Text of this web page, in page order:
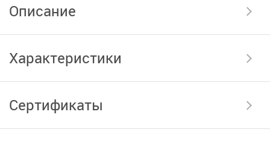
Описание
Характеристики
Сертификаты